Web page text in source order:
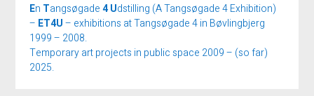
En Tangsøgade4Udstilling (A Tangsøgade 4 Exhibition)
– ET4U– exhibitions at Tangsøgade 4 in Bøvlingbjerg
1999 – 2008.
Temporary art projects in public space 2009 – (so far)
2025.